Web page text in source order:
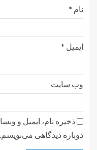
نام *
ایمیل *
وب‌ سایت
ذخیره نام، ایمیل و
دوباره دیدگاهی می‌نویسم.